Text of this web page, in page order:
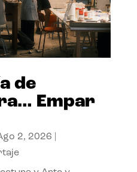
de
Empar
2, 2026